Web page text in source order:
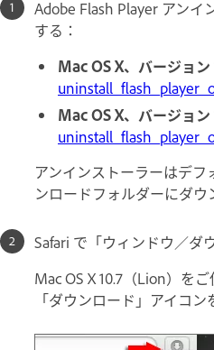
Adobe Flash Player アンイ
する：
Mac OS X、バージョン
Mac OS X、バージョン
アンインストーラーはデ
ンロードフォルダーにダウ
Safari で「ウィンドウ／ダ
Mac OS X 10.7（Lion）を
「ダウンロード」アイコン